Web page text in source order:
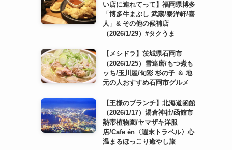
い店に連れてって】福岡県博多
「博多牛まぶし 武蔵/泰洋軒/喜
人」& その他の候補店
（2026/1/29）#タクうま
【メシドラ】茨城県石岡市
（2026/1/25）雪達磨/もつ煮も
ッち/玉川屋/旬彩 杉の子 ＆ 地
元の人おすすめ石岡市グルメ
【王様のブランチ】北海道函館
（2026/1/17）湯倉神社/函館市
熱帯植物園/ヤマザキ洋服
店/Cafe én〈週末トラベル〉心
温まるほっこり癒やし旅